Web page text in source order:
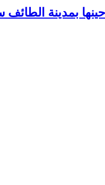
بمدينة الطائف